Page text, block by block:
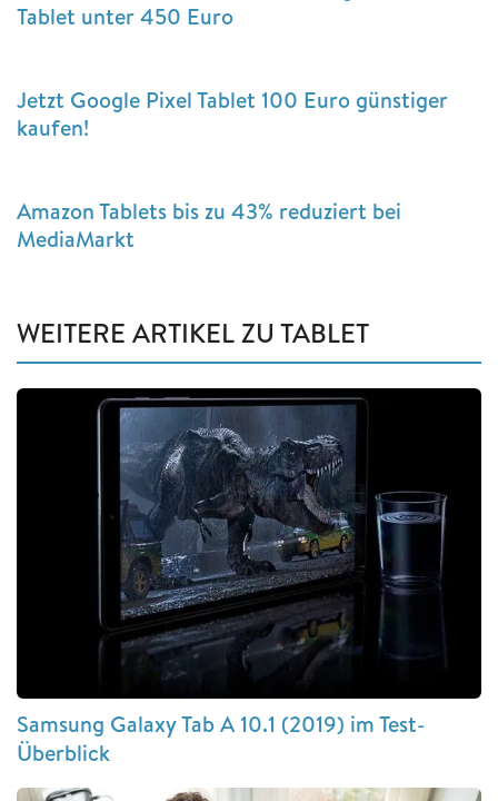
Tablet unter 450 Euro
Jetzt Google Pixel Tablet 100 Euro günstiger
kaufen!
Amazon Tablets bis zu 43% reduziert bei
MediaMarkt
WEITERE ARTIKEL ZU TABLET
Samsung Galaxy Tab A 10.1 (2019) im Test-
Überblick